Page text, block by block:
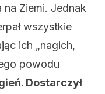
na Ziemi. Jednak
wszystkie
ich „nagich,
powodu
Dostarczył